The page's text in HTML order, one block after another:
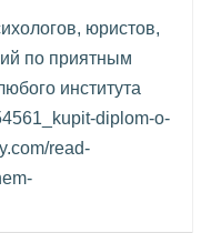
юристов,
по приятным
института
diplom-o-
read-